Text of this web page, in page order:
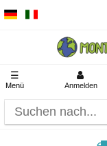
☰
Menü Anmelden